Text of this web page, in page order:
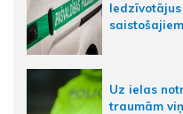
Uz ielas
traumām